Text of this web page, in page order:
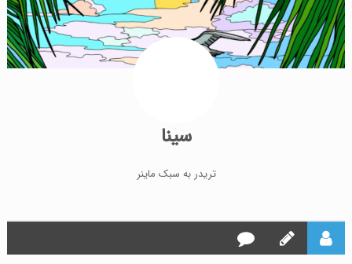
سینا
تریدر به سبک ماینر